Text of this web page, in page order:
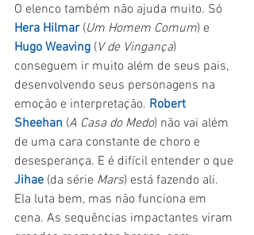
O elenco também não ajuda muito. Só
Hera Hilmar (Um Homem Comum) e
Hugo Weaving (V de Vingança)
conseguem ir muito além de seus pais,
desenvolvendo seus personagens na
emoção e interpretação. Robert
Sheehan (A Casa do Medo) não vai além
de uma cara constante de choro e
desesperança. E é difícil entender o que
Jihae (da série Mars) está fazendo ali.
Ela luta bem, mas não funciona em
cena. As sequências impactantes viram